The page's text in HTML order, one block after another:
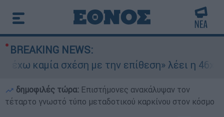
BREAKING NEWS:
καμία σχέση με την επίθεση» λέει η 46χρονη
δημοφιλές τώρα: Επιστήμονες ανακάλυψαν τον
τέταρτο γνωστό τύπο μεταδοτικού καρκίνου στον κόσμο